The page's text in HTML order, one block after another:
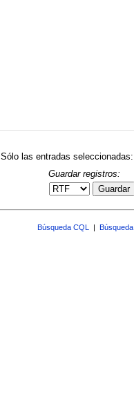
Sólo las entradas seleccionadas:
Guardar registros:
Guardar
Búsqueda CQL